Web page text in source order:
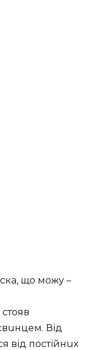
що можу –
Від
від постійнuх